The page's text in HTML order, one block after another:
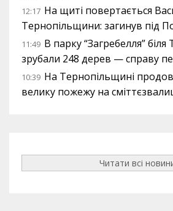
12:17 На щиті повертається
Тернопільщини: загинув під
11:49 В парку “Загребелля”
зрубали 248 дерев — справу
10:39 На Тернопільщині
велику пожежу на
Читати всі